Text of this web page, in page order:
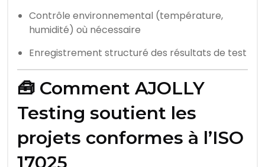
Contrôle environnemental (température,
humidité) où nécessaire
Enregistrement structuré des résultats de test
🧰 Comment AJOLLY
Testing soutient les
projets conformes à l’ISO
17025